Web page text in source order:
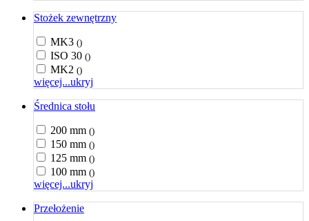
Stożek zewnętrzny
MK3 ()
ISO 30 ()
MK2 ()
więcej...ukryj
Średnica stołu
200 mm ()
150 mm ()
125 mm ()
100 mm ()
więcej...ukryj
Przełożenie